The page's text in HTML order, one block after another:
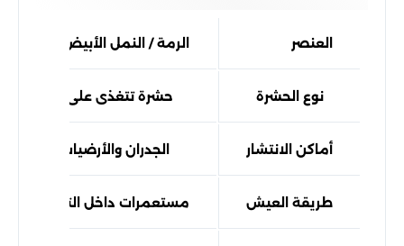
العنصر الرمة / النمل الأبيض
نوع الحشرة حشرة تتغذى على الأخشاب
أماكن الانتشار الجدران والأرضيات والأثاث
طريقة العيش مستعمرات داخل التربة